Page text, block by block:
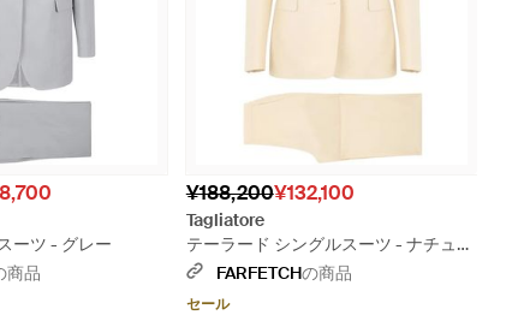
ーツ - グレー
商品
¥188,200¥132,100
Tagliatore
テーラード シングルスーツ - ナチュラ
ル
FARFETCHの商品
セール